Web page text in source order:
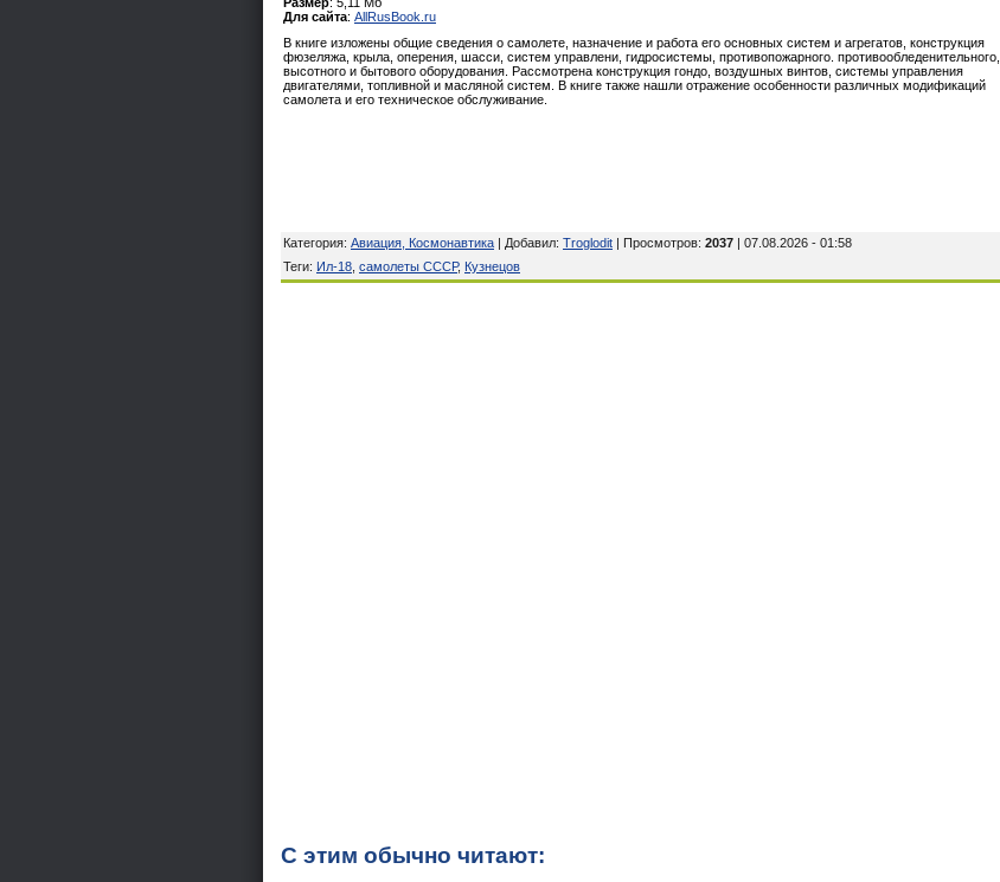
Для сайта: AllRusBook.ru
В книге изложены общие сведения о самолете, назначение и работа его основных систем и агрегатов, конструкция
фюзеляжа, крыла, оперения, шасси, систем управлени, гидросистемы, противопожарного. противообледенительного,
высотного и бытового оборудования. Рассмотрена конструкция гондо, воздушных винтов, системы управления
двигателями, топливной и масляной систем. В книге также нашли отражение особенности различных модификаций
самолета и его техническое обслуживание.
Категория: Авиация, Космонавтика | Добавил: Troglodit | Просмотров: 2037 | 07.08.2026 - 01:58
Теги: Ил-18 самолеты СССР, Кузнецов
С этим обычно читают: